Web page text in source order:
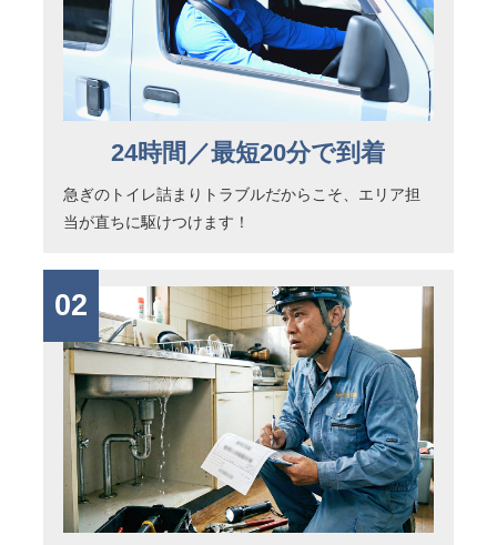
24時間／最短20分で到着
急ぎのトイレ詰まりトラブルだからこそ、エリア担
当が直ちに駆けつけます！
02